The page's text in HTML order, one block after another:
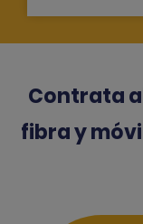
Contrata
fibra y